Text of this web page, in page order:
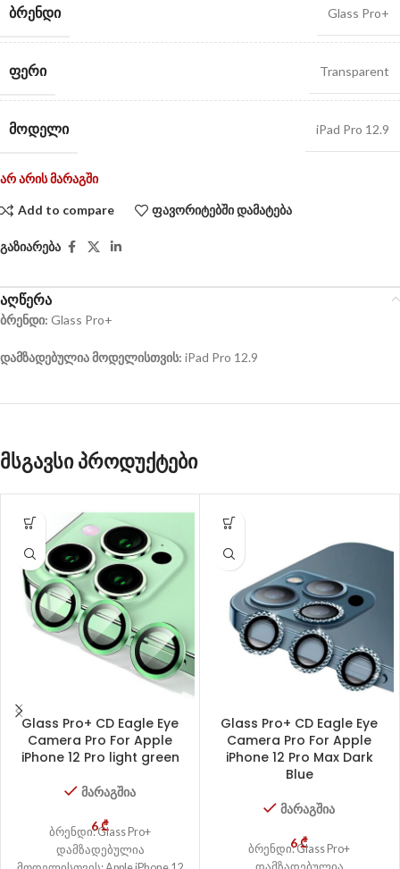
ᲑᲠᲔᲜᲓᲘ Glass Pro+
ᲤᲔᲠᲘ Transparent
ᲛᲝᲓᲔᲚᲘ iPad Pro 12.9
არ არის მარაგში
Add to compare ფავორიტებში დამატება
გაზიარება
აღწერა
ბრენდი: Glass Pro+
დამზადებულია მოდელისთვის: iPad Pro 12.9
მსგავსი პროდუქტები
Glass Pro+ CD Eagle Eye
Camera Pro For Apple
iPhone 12 Pro light green
მარაგშია
6₾
ბრენდი: Glass Pro+
დამზადებულია
Glass Pro+ CD Eagle Eye
Camera Pro For Apple
iPhone 12 Pro Max Dark
Blue
მარაგშია
6₾
ბრენდი: Glass Pro+